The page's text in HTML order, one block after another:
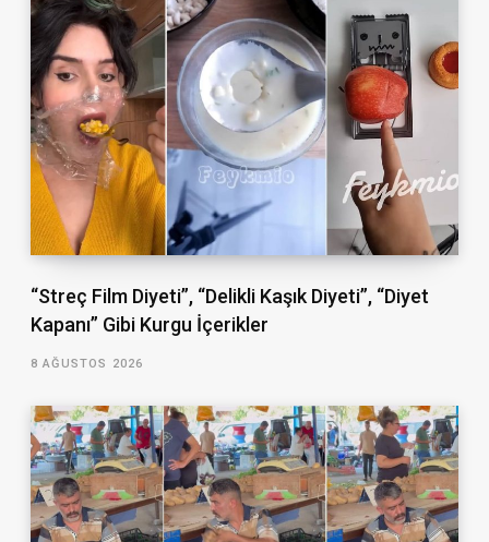
“Streç Film Diyeti”, “Delikli Kaşık Diyeti”, “Diyet
Kapanı” Gibi Kurgu İçerikler
8 AĞUSTOS 2026